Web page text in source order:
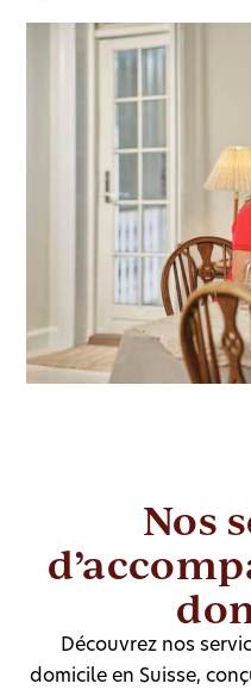
Nos
Découvrez nos
domicile en Suisse,